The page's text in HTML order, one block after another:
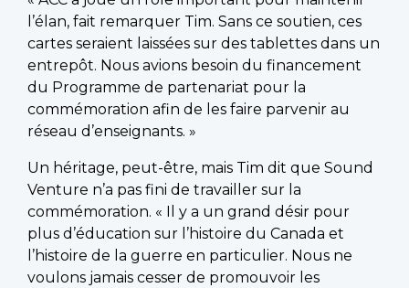
l’élan, fait remarquer Tim. Sans ce soutien, ces
cartes seraient laissées sur des tablettes dans un
entrepôt. Nous avions besoin du financement
du Programme de partenariat pour la
commémoration afin de les faire parvenir au
réseau d’enseignants. »
Un héritage, peut-être, mais Tim dit que Sound
Venture n’a pas fini de travailler sur la
commémoration. « Il y a un grand désir pour
plus d’éducation sur l’histoire du Canada et
l’histoire de la guerre en particulier. Nous ne
voulons jamais cesser de promouvoir les